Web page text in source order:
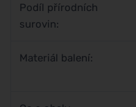
Podíl přírodních
surovin:
Materiál balení: